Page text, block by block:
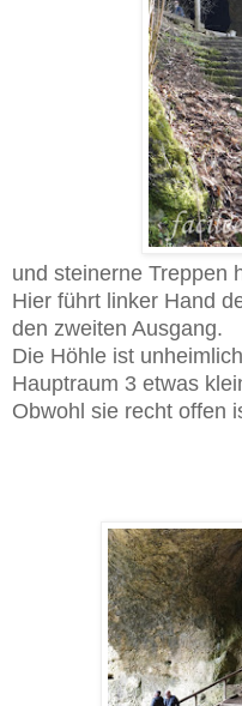
und steinerne Treppen
Hier führt linker Hand
den zweiten Ausgang.
Die Höhle ist
Hauptraum 3 etwas
Obwohl sie recht offen